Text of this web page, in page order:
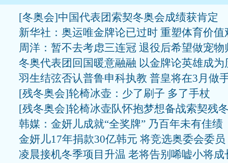
[冬奥会]中国代表团索契冬奥会成绩获肯定
新华社：奥运唯金牌论已过时 重塑体育价值
周洋：暂不去考虑三连冠 退役后希望做宠物
冬奥代表团回国暖意融融 以金牌论英雄成为
羽生结弦否认普鲁申科执教 普皇将在3月做
[残冬奥会]轮椅冰壶：少了刷子 多了手杖
[残冬奥会]轮椅冰壶队怀抱梦想备战索契残
韩媒：金妍儿成就“全奖牌” 乃百年未有佳绩
金妍儿17年捐款30亿韩元 将竞选奥委会委员
凌晨接机冬季项目升温 老将告别唏嘘小将成